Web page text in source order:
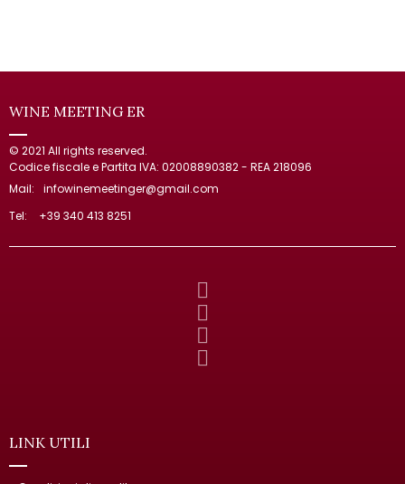
WINE MEETING ER
© 2021 All rights reserved.
Codice fiscale e Partita IVA: 02008890382 - REA 218096
Mail:
infowinemeetinger@gmail.com
Tel:
+39 340 413 8251
LINK UTILI